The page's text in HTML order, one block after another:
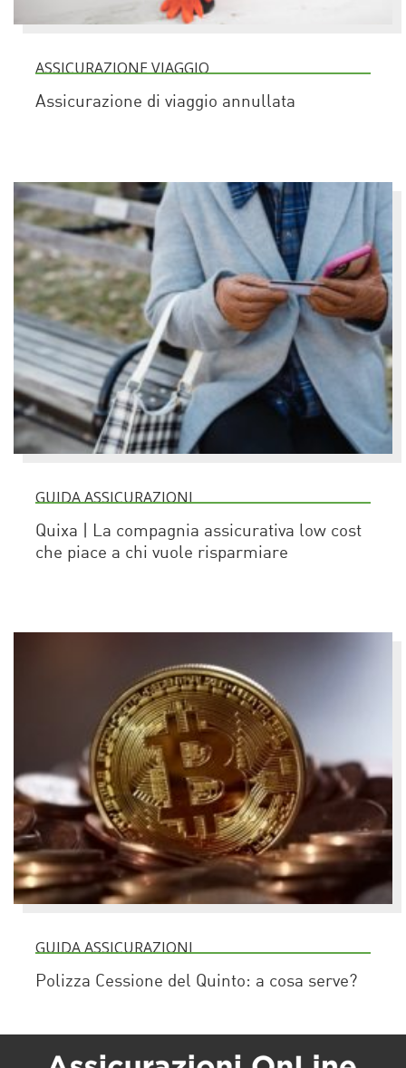
ASSICURAZIONE VIAGGIO
Assicurazione di viaggio annullata
GUIDA ASSICURAZIONI
Quixa | La compagnia assicurativa low cost
che piace a chi vuole risparmiare
GUIDA ASSICURAZIONI
Polizza Cessione del Quinto: a cosa serve?